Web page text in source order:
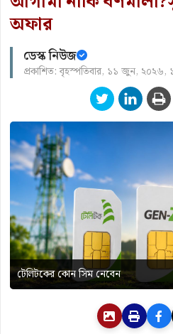
অফার
ডেস্ক নিউজ
প্রকাশিত: বৃহস্পতিবার, ১১ জুন, ২০২৬,
টেলিটকের কোন সিম নেবেন